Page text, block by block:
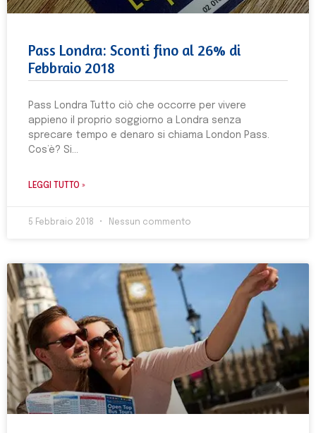
Pass Londra: Sconti fino al 26% di
Febbraio 2018
Pass Londra Tutto ciò che occorre per vivere
appieno il proprio soggiorno a Londra senza
sprecare tempo e denaro si chiama London Pass.
Cos’è? Si
LEGGI TUTTO »
5 Febbraio 2018 Nessun commento